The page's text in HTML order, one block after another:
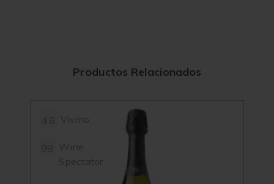
Productos Relacionados
Vivino
Wine
Spectator